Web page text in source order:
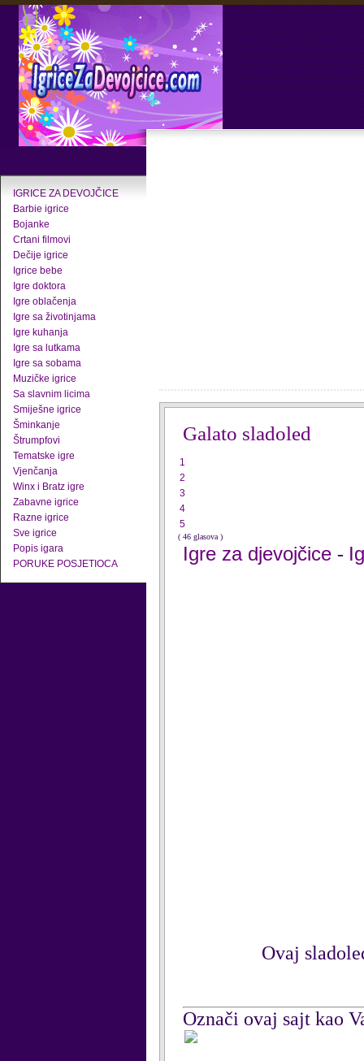
IGRICE ZA DEVOJČICE
Barbie igrice
Bojanke
Crtani filmovi
Dečije igrice
Igrice bebe
Igre doktora
Igre oblačenja
Igre sa životinjama
Igre kuhanja
Igre sa lutkama
Igre sa sobama
Muzičke igrice
Sa slavnim licima
Smiješne igrice
Šminkanje
Štrumpfovi
Tematske igre
Vjenčanja
Winx i Bratz igre
Zabavne igrice
Razne igrice
Sve igrice
Popis igara
PORUKE POSJETIOCA
Galato sladoled
1
2
3
4
5
( 46 glasova )
Igre za djevojčice -
Ovaj
Označi ovaj sajt kao